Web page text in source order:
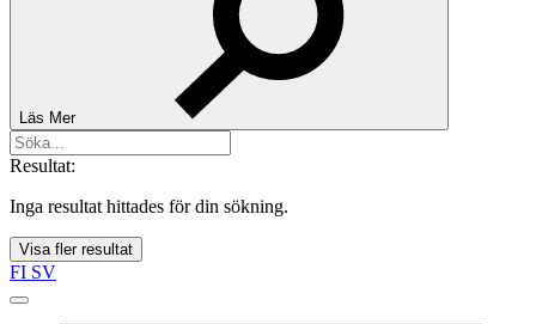
Läs Mer
Resultat:
Inga resultat hittades för din sökning.
Visa fler resultat
FI SV